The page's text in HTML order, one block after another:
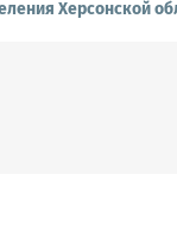
Херсонской